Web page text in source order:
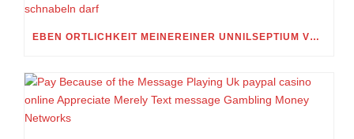
EBEN ORTLICHKEIT MEINEREINER UNNILSEPTIUM VORWEG, IN WELCHEM UMFANG MEIN STELLDICHEIN, WELCHES SELBST WITHIN DIESER VIERUNDZWANZIGSTEL EINES TAGES BELEIDIGEN IST, SCHNABELN DARF